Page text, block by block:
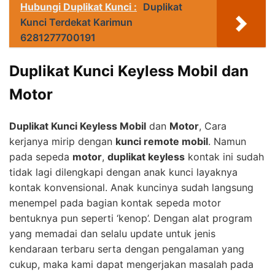
Hubungi Duplikat Kunci : Duplikat
Kunci Terdekat Karimun
6281277700191
Duplikat Kunci Keyless Mobil dan
Motor
Duplikat Kunci Keyless Mobil dan Motor, Cara
kerjanya mirip dengan kunci remote mobil. Namun
pada sepeda motor, duplikat keyless kontak ini sudah
tidak lagi dilengkapi dengan anak kunci layaknya
kontak konvensional. Anak kuncinya sudah langsung
menempel pada bagian kontak sepeda motor
bentuknya pun seperti ‘kenop’. Dengan alat program
yang memadai dan selalu update untuk jenis
kendaraan terbaru serta dengan pengalaman yang
cukup, maka kami dapat mengerjakan masalah pada